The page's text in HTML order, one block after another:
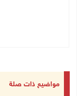
مواضيع ذات صلة